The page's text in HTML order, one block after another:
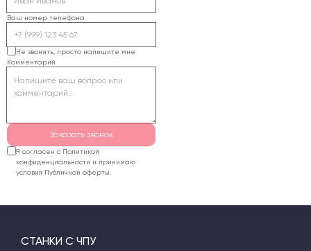
Ваш номер телефона
Не звонить, просто напишите мне
Комментарий
Заказать звонок
Я согласен с Политикой
конфиденциальности и принимаю
условия Публичной оферты.
СТАНКИ С ЧПУ